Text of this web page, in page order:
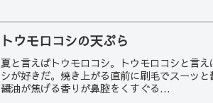
トウモロコシの天ぷら
夏と言えばトウモロコシ。トウモロコシと言
シが好きだ。焼き上がる直前に刷毛でスーッ
醤油が焦げる香りが鼻腔をくすぐる...